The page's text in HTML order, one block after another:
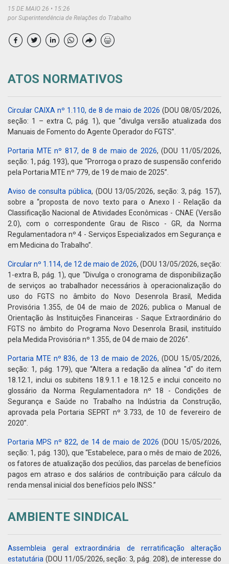
15 DE MAIO 26
15:26
por Superintendência de Relações do Trabalho
ATOS NORMATIVOS
Circular CAIXA nº 1.110, de 8 de maio de 2026 (DOU 08/05/2026,
seção: 1 – extra C, pág. 1), que “divulga versão atualizada dos
Manuais de Fomento do Agente Operador do FGTS”.
Portaria MTE nº 817, de 8 de maio de 2026, (DOU 11/05/2026,
seção: 1, pág. 193), que “Prorroga o prazo de suspensão conferido
pela Portaria MTE nº 779, de 19 de maio de 2025”.
Aviso de consulta pública, (DOU 13/05/2026, seção: 3, pág. 157),
sobre a “proposta de novo texto para o Anexo I - Relação da
Classificação Nacional de Atividades Econômicas - CNAE (Versão
2.0), com o correspondente Grau de Risco - GR, da Norma
Regulamentadora nº 4 - Serviços Especializados em Segurança e
em Medicina do Trabalho”.
Circular nº 1.114, de 12 de maio de 2026, (DOU 13/05/2026, seção:
1-extra B, pág. 1), que “Divulga o cronograma de disponibilização
de serviços ao trabalhador necessários à operacionalização do
uso do FGTS no âmbito do Novo Desenrola Brasil, Medida
Provisória 1.355, de 04 de maio de 2026; publica o Manual de
Orientação às Instituições Financeiras - Saque Extraordinário do
FGTS no âmbito do Programa Novo Desenrola Brasil, instituído
pela Medida Provisória nº 1.355, de 04 de maio de 2026”.
Portaria MTE nº 836, de 13 de maio de 2026, (DOU 15/05/2026,
seção: 1, pág. 179), que “Altera a redação da alínea "d" do item
18.12.1, inclui os subitens 18.9.1.1 e 18.12.5 e inclui conceito no
glossário da Norma Regulamentadora nº 18 - Condições de
Segurança e Saúde no Trabalho na Indústria da Construção,
aprovada pela Portaria SEPRT nº 3.733, de 10 de fevereiro de
2020”.
Portaria MPS nº 822, de 14 de maio de 2026 (DOU 15/05/2026,
seção: 1, pág. 130), que “Estabelece, para o mês de maio de 2026,
os fatores de atualização dos pecúlios, das parcelas de benefícios
pagos em atraso e dos salários de contribuição para cálculo da
renda mensal inicial dos benefícios pelo INSS.”
AMBIENTE SINDICAL
Assembleia geral extraordinária de rerratificação alteração
estatutária (DOU 11/05/2026, seção: 3, pág. 208), de interesse do